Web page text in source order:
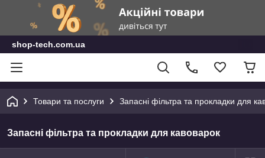
shop-tech.com.ua
Товари та послуги Запасні фільтра та прокладки для
Запасні фільтра та прокладки для кавоварок